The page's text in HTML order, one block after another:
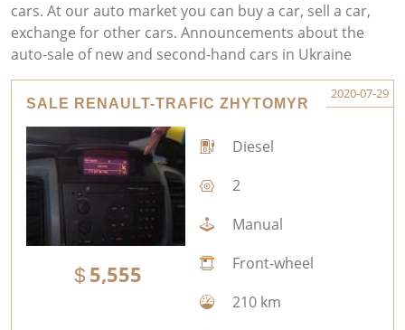
cars. At our auto market you can buy a car, sell a car,
exchange for other cars. Announcements about the
auto-sale of new and second-hand cars in Ukraine
SALE RENAULT-TRAFIC ZHYTOMYR
2020-07-29
5,555
Diesel
2
Manual
Front-wheel
210 km